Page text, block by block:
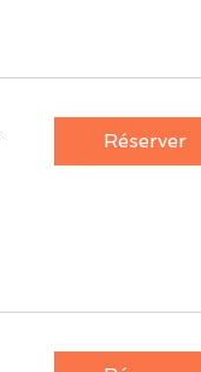
Réserver